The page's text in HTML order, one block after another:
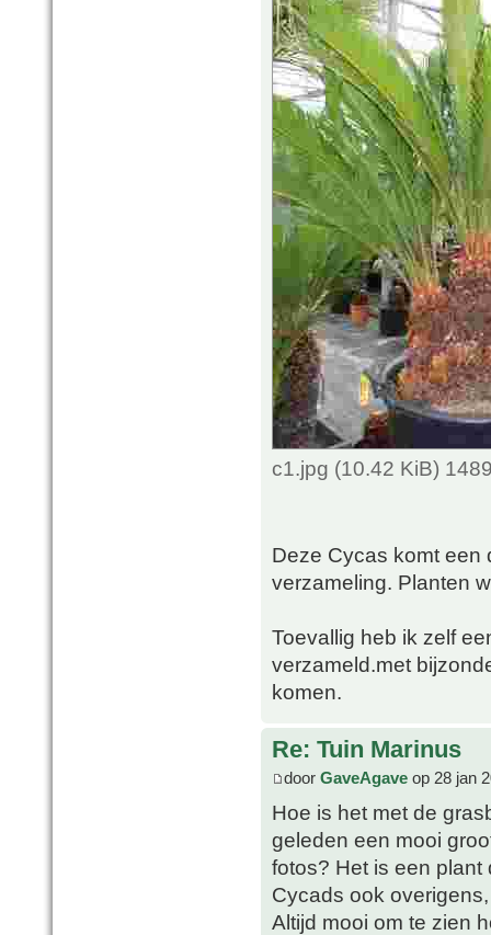
c1.jpg (10.42 KiB)
Deze Cycas komt een
verzameling. Planten
Toevallig heb ik zelf
verzameld.met
komen.
Re: Tuin Marinus
door GaveAgave op 28 jan
Hoe is het met de
geleden een mooi
fotos? Het is een plant
Cycads ook
Altijd mooi om te zien